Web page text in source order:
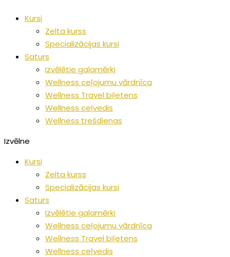
Kursi
Zelta kurss
Specializācijas kursi
Saturs
Izvēlētie galamērķi
Wellness ceļojumu vārdnīca
Wellness Travel biļetens
Wellness ceļvedis
Wellness trešdienas
Izvēlne
Kursi
Zelta kurss
Specializācijas kursi
Saturs
Izvēlētie galamērķi
Wellness ceļojumu vārdnīca
Wellness Travel biļetens
Wellness ceļvedis
jaunumi
pasaulē
e